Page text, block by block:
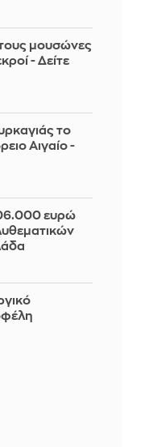
μουσώνες
- Δείτε
το
Αιγαίο -
ευρώ